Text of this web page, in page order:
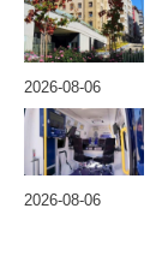
2026-08-06
2026-08-06